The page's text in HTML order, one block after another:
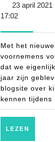
23 april 2021
17:02
Met het
voornemens
dat we
jaar zijn
blogsite over
kennen tijdens
LEZEN